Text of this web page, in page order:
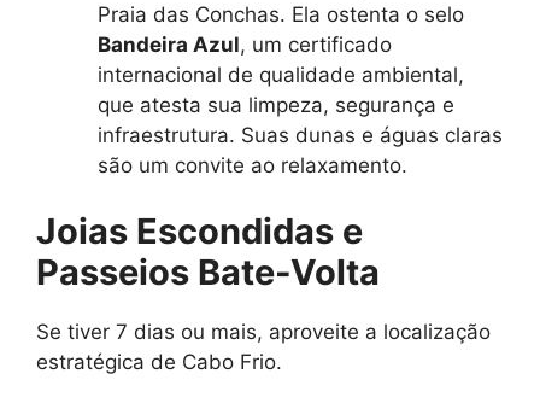
Praia das Conchas. Ela ostenta o selo
Bandeira Azul, um certificado
internacional de qualidade ambiental,
que atesta sua limpeza, segurança e
infraestrutura. Suas dunas e águas claras
são um convite ao relaxamento.
Joias Escondidas e
Passeios Bate-Volta
Se tiver 7 dias ou mais, aproveite a localização
estratégica de Cabo Frio.